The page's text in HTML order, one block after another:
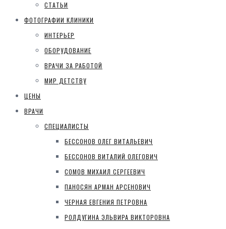
СТАТЬИ
ФОТОГРАФИИ КЛИНИКИ
ИНТЕРЬЕР
ОБОРУДОВАНИЕ
ВРАЧИ ЗА РАБОТОЙ
МИР ДЕТСТВУ
ЦЕНЫ
ВРАЧИ
СПЕЦИАЛИСТЫ
БЕССОНОВ ОЛЕГ ВИТАЛЬЕВИЧ
БЕССОНОВ ВИТАЛИЙ ОЛЕГОВИЧ
СОМОВ МИХАИЛ СЕРГЕЕВИЧ
ПАНОСЯН АРМАН АРСЕНОВИЧ
ЧЕРНАЯ ЕВГЕНИЯ ПЕТРОВНА
РОЛДУГИНА ЭЛЬВИРА ВИКТОРОВНА